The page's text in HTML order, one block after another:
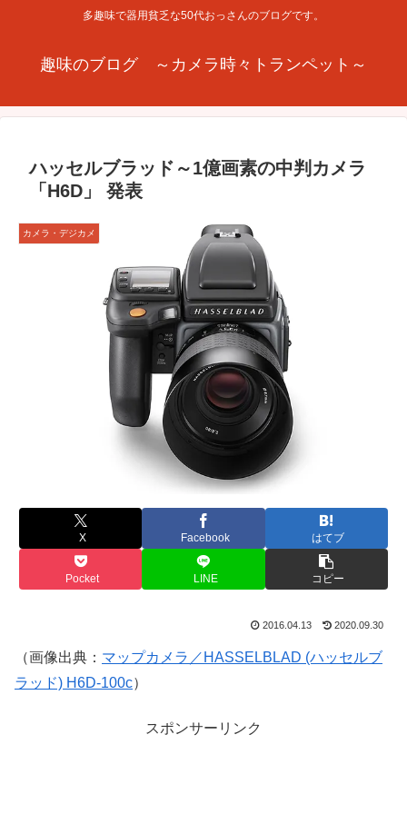
多趣味で器用貧乏な50代おっさんのブログです。
趣味のブログ ～カメラ時々トランペット～
ハッセルブラッド～1億画素の中判カメラ
「H6D」 発表
カメラ・デジカメ
X Facebook はてブ
Pocket LINE コピー
2016.04.13 2020.09.30
（画像出典： マップカメラ／HASSELBLAD (ハッセルブ
ラッド) H6D-100c）
スポンサーリンク